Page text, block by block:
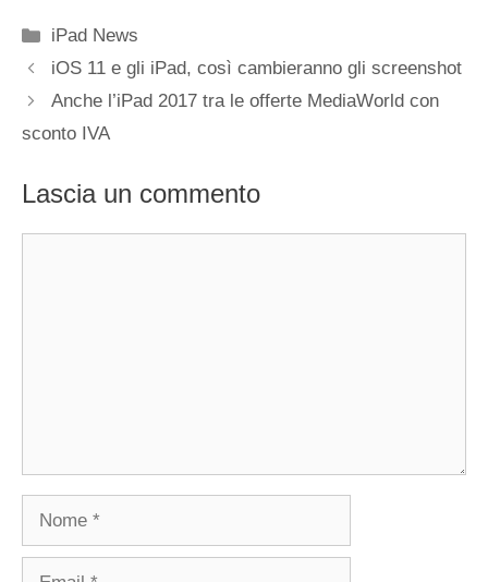
Categorie
iPad News
iOS 11 e gli iPad, così cambieranno gli screenshot
Anche l’iPad 2017 tra le offerte MediaWorld con
sconto IVA
Lascia un commento
Nome
Email